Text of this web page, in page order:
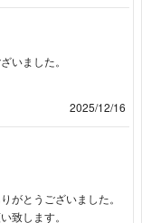
いました。
2025/12/16
がとうございました。
致します。